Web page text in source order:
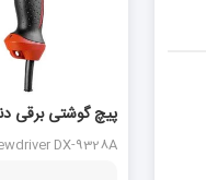
20 %
9328A
DX-9328A